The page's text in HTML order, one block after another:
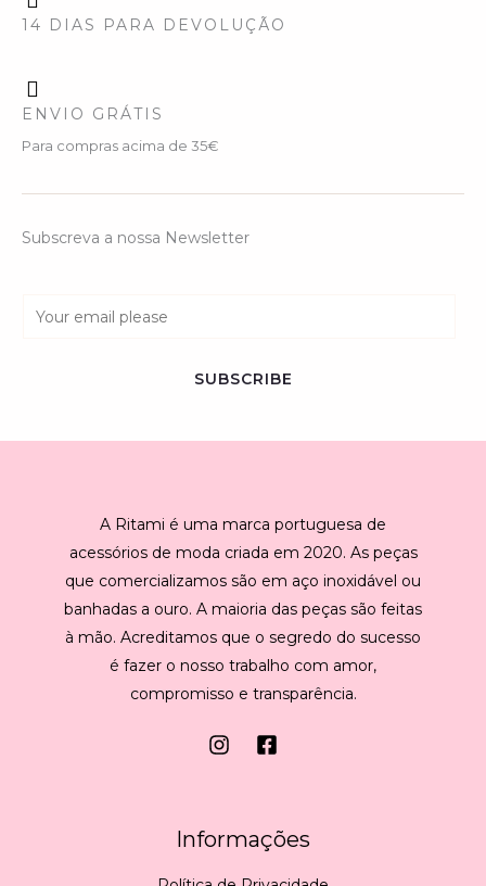
14 DIAS PARA DEVOLUÇÃO
ENVIO GRÁTIS
Para compras acima de 35€
Subscreva a nossa Newsletter
SUBSCRIBE
A Ritami é uma marca portuguesa de
acessórios de moda criada em 2020. As peças
que comercializamos são em aço inoxidável ou
banhadas a ouro. A maioria das peças são feitas
à mão. Acreditamos que o segredo do sucesso
é fazer o nosso trabalho com amor,
compromisso e transparência.
Informações